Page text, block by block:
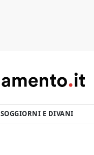
SOGGIORNI E DIVANI